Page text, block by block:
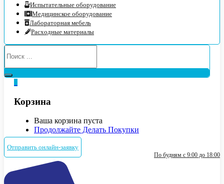
Испытательные оборудование
Медицинское оборудование
Лабораторная мебель
Расходные материалы
Корзина
Ваша корзина пуста
Продолжайте Делать Покупки
Отправить онлайн-заявку
По будням с 9:00 до 18:00